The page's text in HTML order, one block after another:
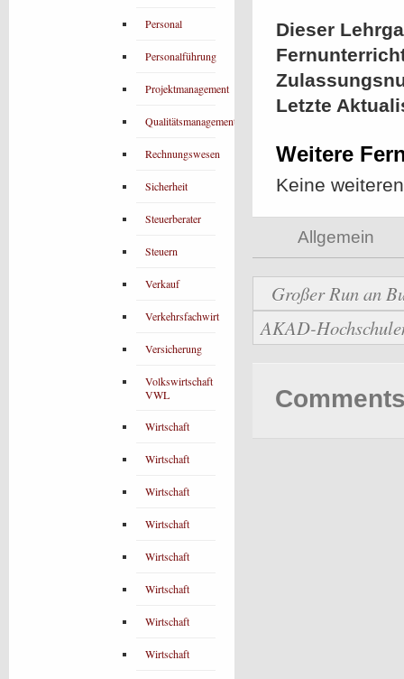
Dieser
Letzte
Weitere
Keine
Allgemein
Großer Run an
AKAD-
Personal
Personalführung
Projektmanagement
Qualitätsmanagement
Rechnungswesen
Sicherheit
Steuerberater
Steuern
Verkauf
Verkehrsfachwirt
Versicherung
Volkswirtschaft
VWL
Wirtschaft
Wirtschaft
Wirtschaft
Wirtschaft
Wirtschaft
Wirtschaft
Wirtschaft
Wirtschaft